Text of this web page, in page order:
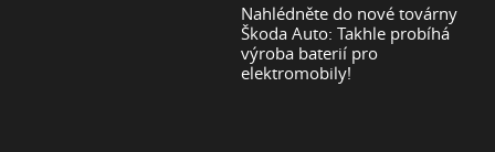
Nahlédněte do nové továrny
Škoda Auto: Takhle probíhá
výroba baterií pro
elektromobily!